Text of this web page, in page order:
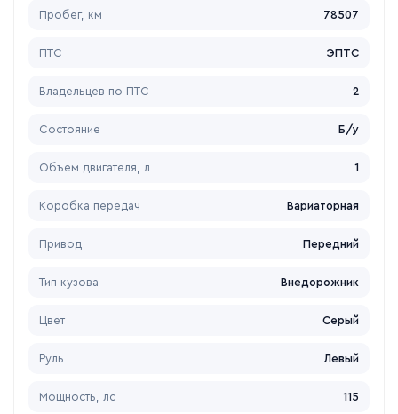
Пробег, км 78507
ПТС ЭПТС
Владельцев по ПТС 2
Состояние Б/у
Объем двигателя, л 1
Коробка передач Вариаторная
Привод Передний
Тип кузова Внедорожник
Цвет Серый
Руль Левый
Мощность, лс 115